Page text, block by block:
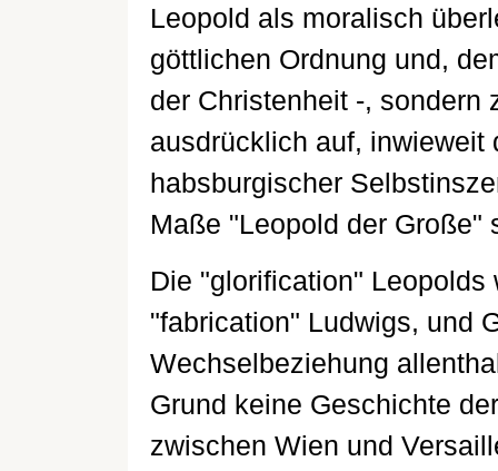
Leopold als moralisch
göttlichen Ordnung und,
der Christenheit -, sondern
ausdrücklich auf, inwieweit
habsburgischer
Maße "Leopold der Große"
Die "glorification"
"fabrication" Ludwigs, und
Wechselbeziehung
Grund keine Geschichte
zwischen Wien und